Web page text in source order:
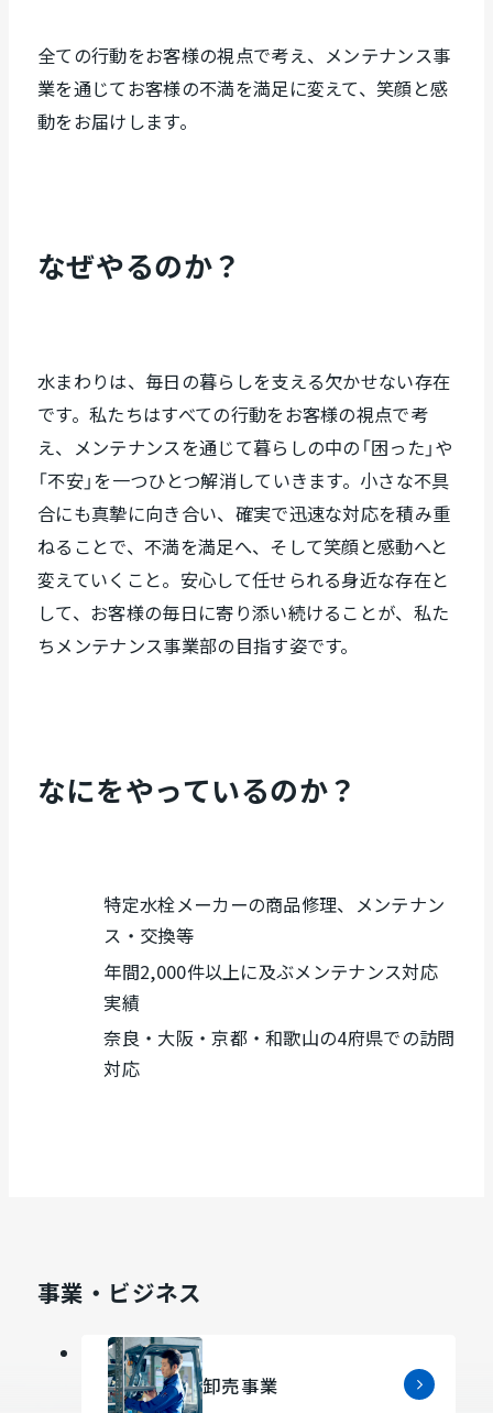
全ての行動をお客様の視点で考え、メンテナンス事
業を通じてお客様の不満を満足に変えて、笑顔と感
動をお届けします。
なぜやるのか？
水まわりは、毎日の暮らしを支える欠かせない存在
です。私たちはすべての行動をお客様の視点で考
え、メンテナンスを通じて暮らしの中の「困った」や
「不安」を一つひとつ解消していきます。小さな不具
合にも真摯に向き合い、確実で迅速な対応を積み重
ねることで、不満を満足へ、そして笑顔と感動へと
変えていくこと。安心して任せられる身近な存在と
して、お客様の毎日に寄り添い続けることが、私た
ちメンテナンス事業部の目指す姿です。
なにをやっているのか？
特定水栓メーカーの商品修理、メンテナン
ス・交換等
年間2,000件以上に及ぶメンテナンス対応
実績
奈良・大阪・京都・和歌山の4府県での訪問
対応
事業・ビジネス
卸売事業